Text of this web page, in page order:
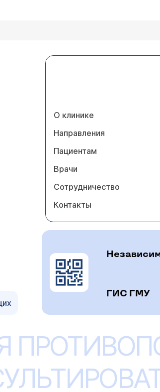
О клинике
Направления
Пациентам
Врачи
Сотрудничество
Контакты
ГИС ГМУ